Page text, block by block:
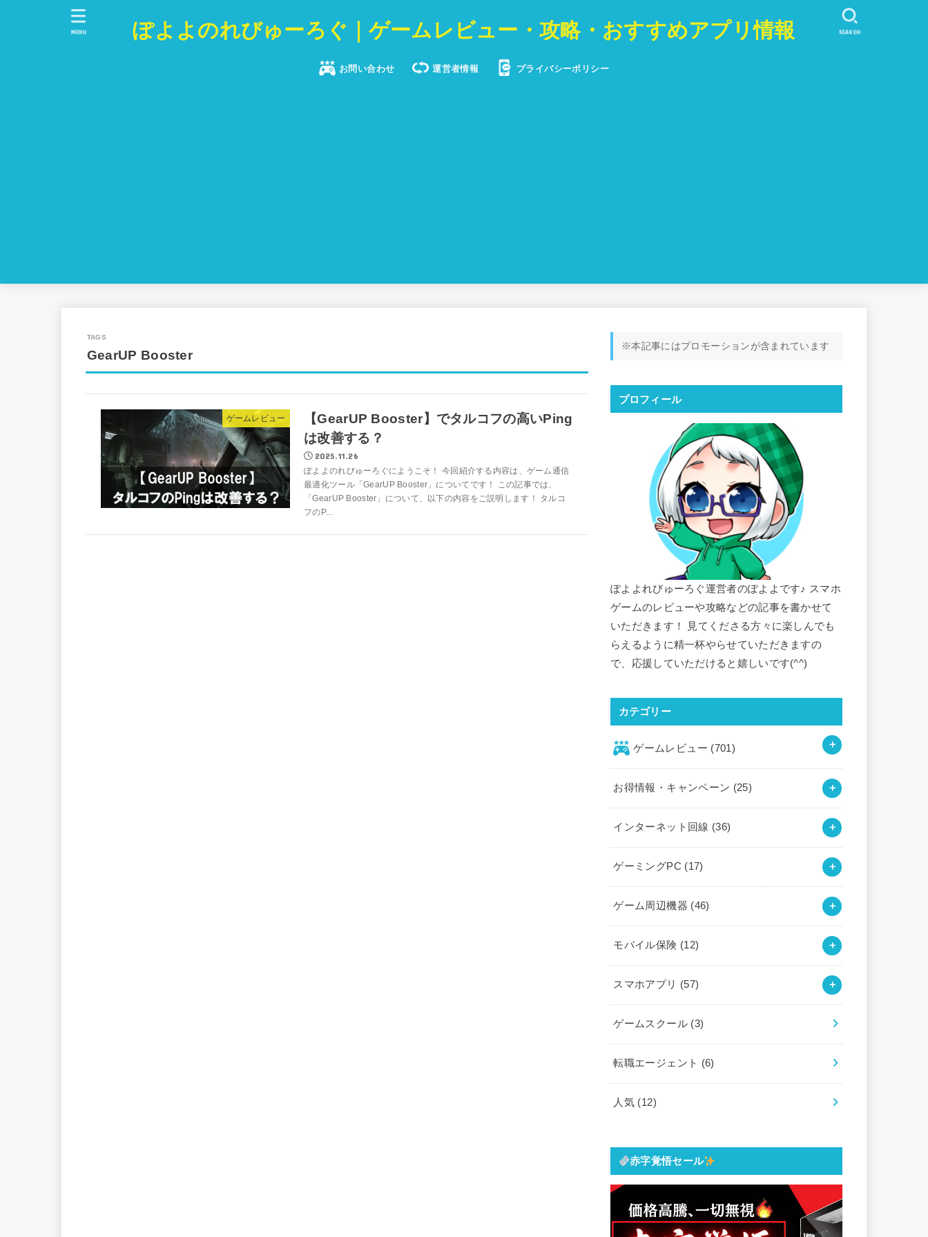
ぽよよのれびゅーろぐ｜ゲームレビュー・攻略・おすすめアプリ情報
お問い合わせ 運営者情報 プライバシーポリシー
SEARCH
MENU
GearUP Booster
ゲームレビュー
【GearUP Booster】でタルコフの高いPing
は改善する？
2025.11.26
ぽよよのれびゅーろぐにようこそ！ 今回紹介する内容は、ゲーム通信
最適化ツール「GearUP Booster」についてです！ この記事では、
「GearUP Booster」について、以下の内容をご説明します！ タルコ
フのP...
※本記事にはプロモーションが含まれています
プロフィール
ぽよよれびゅーろぐ運営者のぽよよです♪ スマホ
ゲームのレビューや攻略などの記事を書かせて
いただきます！ 見てくださる方々に楽しんでも
らえるように精一杯やらせていただきますの
で、応援していただけると嬉しいです(^^)
カテゴリー
ゲームレビュー (701)
お得情報・キャンペーン (25)
インターネット回線 (36)
ゲーミングPC (17)
ゲーム周辺機器 (46)
モバイル保険 (12)
スマホアプリ (57)
ゲームスクール (3)
転職エージェント (6)
人気 (12)
赤字覚悟セール